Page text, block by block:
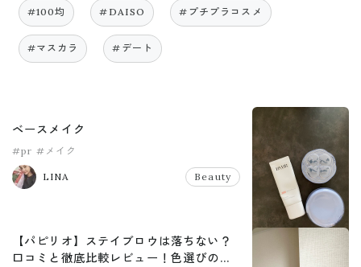
#100均 #DAISO #プチプラコスメ
#マスカラ #デート
ベースメイク
#pr #メイク
LINA Beauty
【パピリオ】ステイブロウは落ちない？
口コミと徹底比較レビュー！色選びのコ